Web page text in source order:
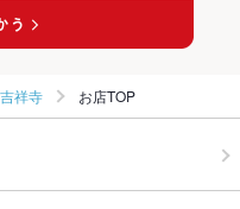
吉祥寺 お店TOP